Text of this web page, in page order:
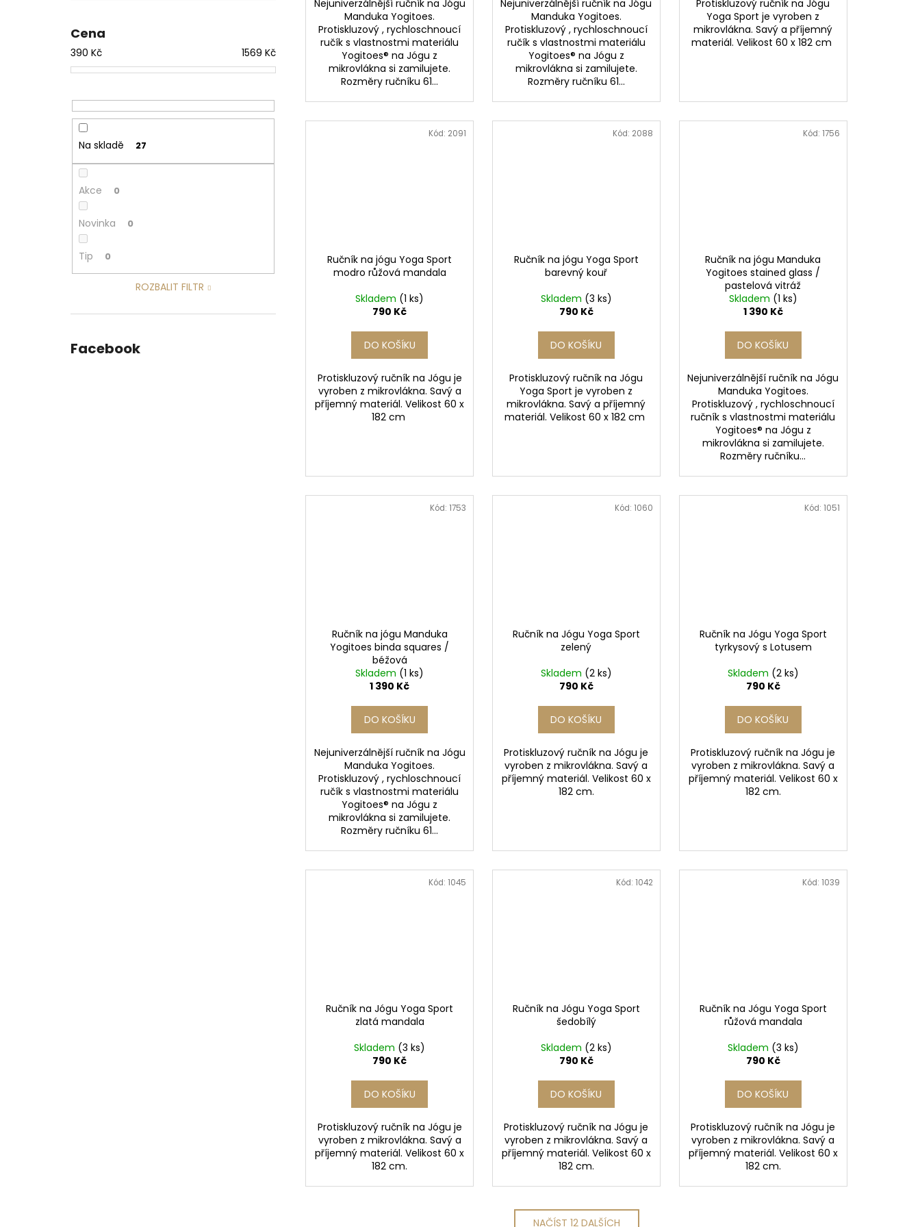
Cena
390 Kč 1569 Kč
Na skladě 27
Akce 0
Novinka 0
Tip 0
ROZBALIT FILTR
Facebook
Nejuniverzálnější ručník na Jógu
Manduka Yogitoes.
Protiskluzový , rychloschnoucí
ručík s vlastnostmi materiálu
Yogitoes® na Jógu z
mikrovlákna si zamilujete.
Rozměry ručníku 61...
Nejuniverzálnější ručník na Jógu
Manduka Yogitoes.
Protiskluzový , rychloschnoucí
ručík s vlastnostmi materiálu
Yogitoes® na Jógu z
mikrovlákna si zamilujete.
Rozměry ručníku 61...
Protiskluzový ručník na Jógu
Yoga Sport je vyroben z
mikrovlákna. Savý a příjemný
materiál. Velikost 60 x 182 cm
Ručník na jógu Yoga Sport
modro růžová mandala
Skladem (1 ks)
790 Kč
DO KOŠÍKU
Protiskluzový ručník na Jógu je
vyroben z mikrovlákna. Savý a
příjemný materiál. Velikost 60 x
182 cm
Kód: 2091
Ručník na jógu Yoga Sport
barevný kouř
Skladem (3 ks)
790 Kč
DO KOŠÍKU
Protiskluzový ručník na Jógu
Yoga Sport je vyroben z
mikrovlákna. Savý a příjemný
materiál. Velikost 60 x 182 cm
Kód: 2088
Ručník na jógu Manduka
Yogitoes stained glass /
pastelová vitráž
Skladem (1 ks)
1 390 Kč
DO KOŠÍKU
Nejuniverzálnější ručník na Jógu
Manduka Yogitoes.
Protiskluzový , rychloschnoucí
ručník s vlastnostmi materiálu
Yogitoes® na Jógu z
mikrovlákna si zamilujete.
Rozměry ručníku...
Kód: 1756
Ručník na jógu Manduka
Yogitoes binda squares /
béžová
Skladem (1 ks)
1 390 Kč
DO KOŠÍKU
Nejuniverzálnější ručník na Jógu
Manduka Yogitoes.
Protiskluzový , rychloschnoucí
ručík s vlastnostmi materiálu
Yogitoes® na Jógu z
mikrovlákna si zamilujete.
Rozměry ručníku 61...
Kód:1753
Ručník na Jógu Yoga Sport
zelený
Skladem (2 ks)
790 Kč
DO KOŠÍKU
Protiskluzový ručník na Jógu je
vyroben z mikrovlákna. Savý a
příjemný materiál. Velikost 60 x
182 cm.
Kód: 1060
Ručník na Jógu Yoga Sport
tyrkysový s Lotusem
Skladem (2 ks)
790 Kč
DO KOŠÍKU
Protiskluzový ručník na Jógu je
vyroben z mikrovlákna. Savý a
příjemný materiál. Velikost 60 x
182 cm.
Kód: 1051
Ručník na Jógu Yoga Sport
zlatá mandala
Skladem (3 ks)
790 Kč
DO KOŠÍKU
Protiskluzový ručník na Jógu je
vyroben z mikrovlákna. Savý a
příjemný materiál. Velikost 60 x
182 cm.
Kód:1045
Ručník na Jógu Yoga Sport
šedobílý
Skladem (2 ks)
790 Kč
DO KOŠÍKU
Protiskluzový ručník na Jógu je
vyroben z mikrovlákna. Savý a
příjemný materiál. Velikost 60 x
182 cm.
Kód: 1042
Ručník na Jógu Yoga Sport
růžová mandala
Skladem (3 ks)
790 Kč
DO KOŠÍKU
Protiskluzový ručník na Jógu je
vyroben z mikrovlákna. Savý a
příjemný materiál. Velikost 60 x
182 cm.
Kód: 1039
NAČÍST 12 DALŠÍCH